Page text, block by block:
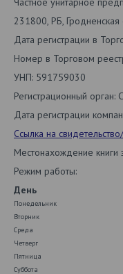
231800, РБ,
Дата регистрации в
Номер в Торговом
УНП: 591759030
Регистрационный орган:
Дата регистрации
Ссылка на
Местонахождение книги
Режим работы:
День
Понедельник
Вторник
Среда
Четверг
Пятница
Суббота